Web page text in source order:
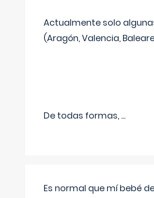
Actualmente solo
(Aragón, Valencia,
De todas formas, ...
Es normal que mí bebé